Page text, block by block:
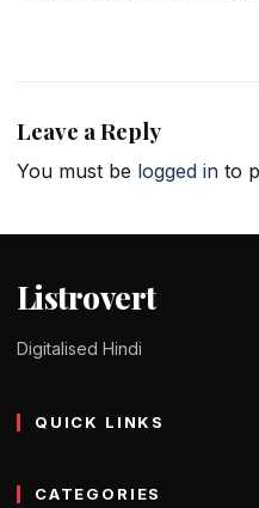
Leave a Reply
You must be logged in to
Listrovert
Digitalised Hindi
QUICK LINKS
CATEGORIES